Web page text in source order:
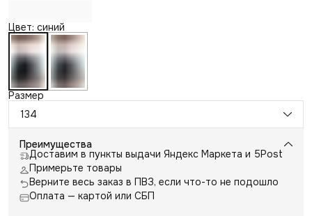
Цвет: синий
Размер
134
Преимущества
Доставим в пункты выдачи Яндекс Маркета и 5Post
Примерьте товары
Верните весь заказ в ПВЗ, если что-то не подошло
Оплата — картой или СБП